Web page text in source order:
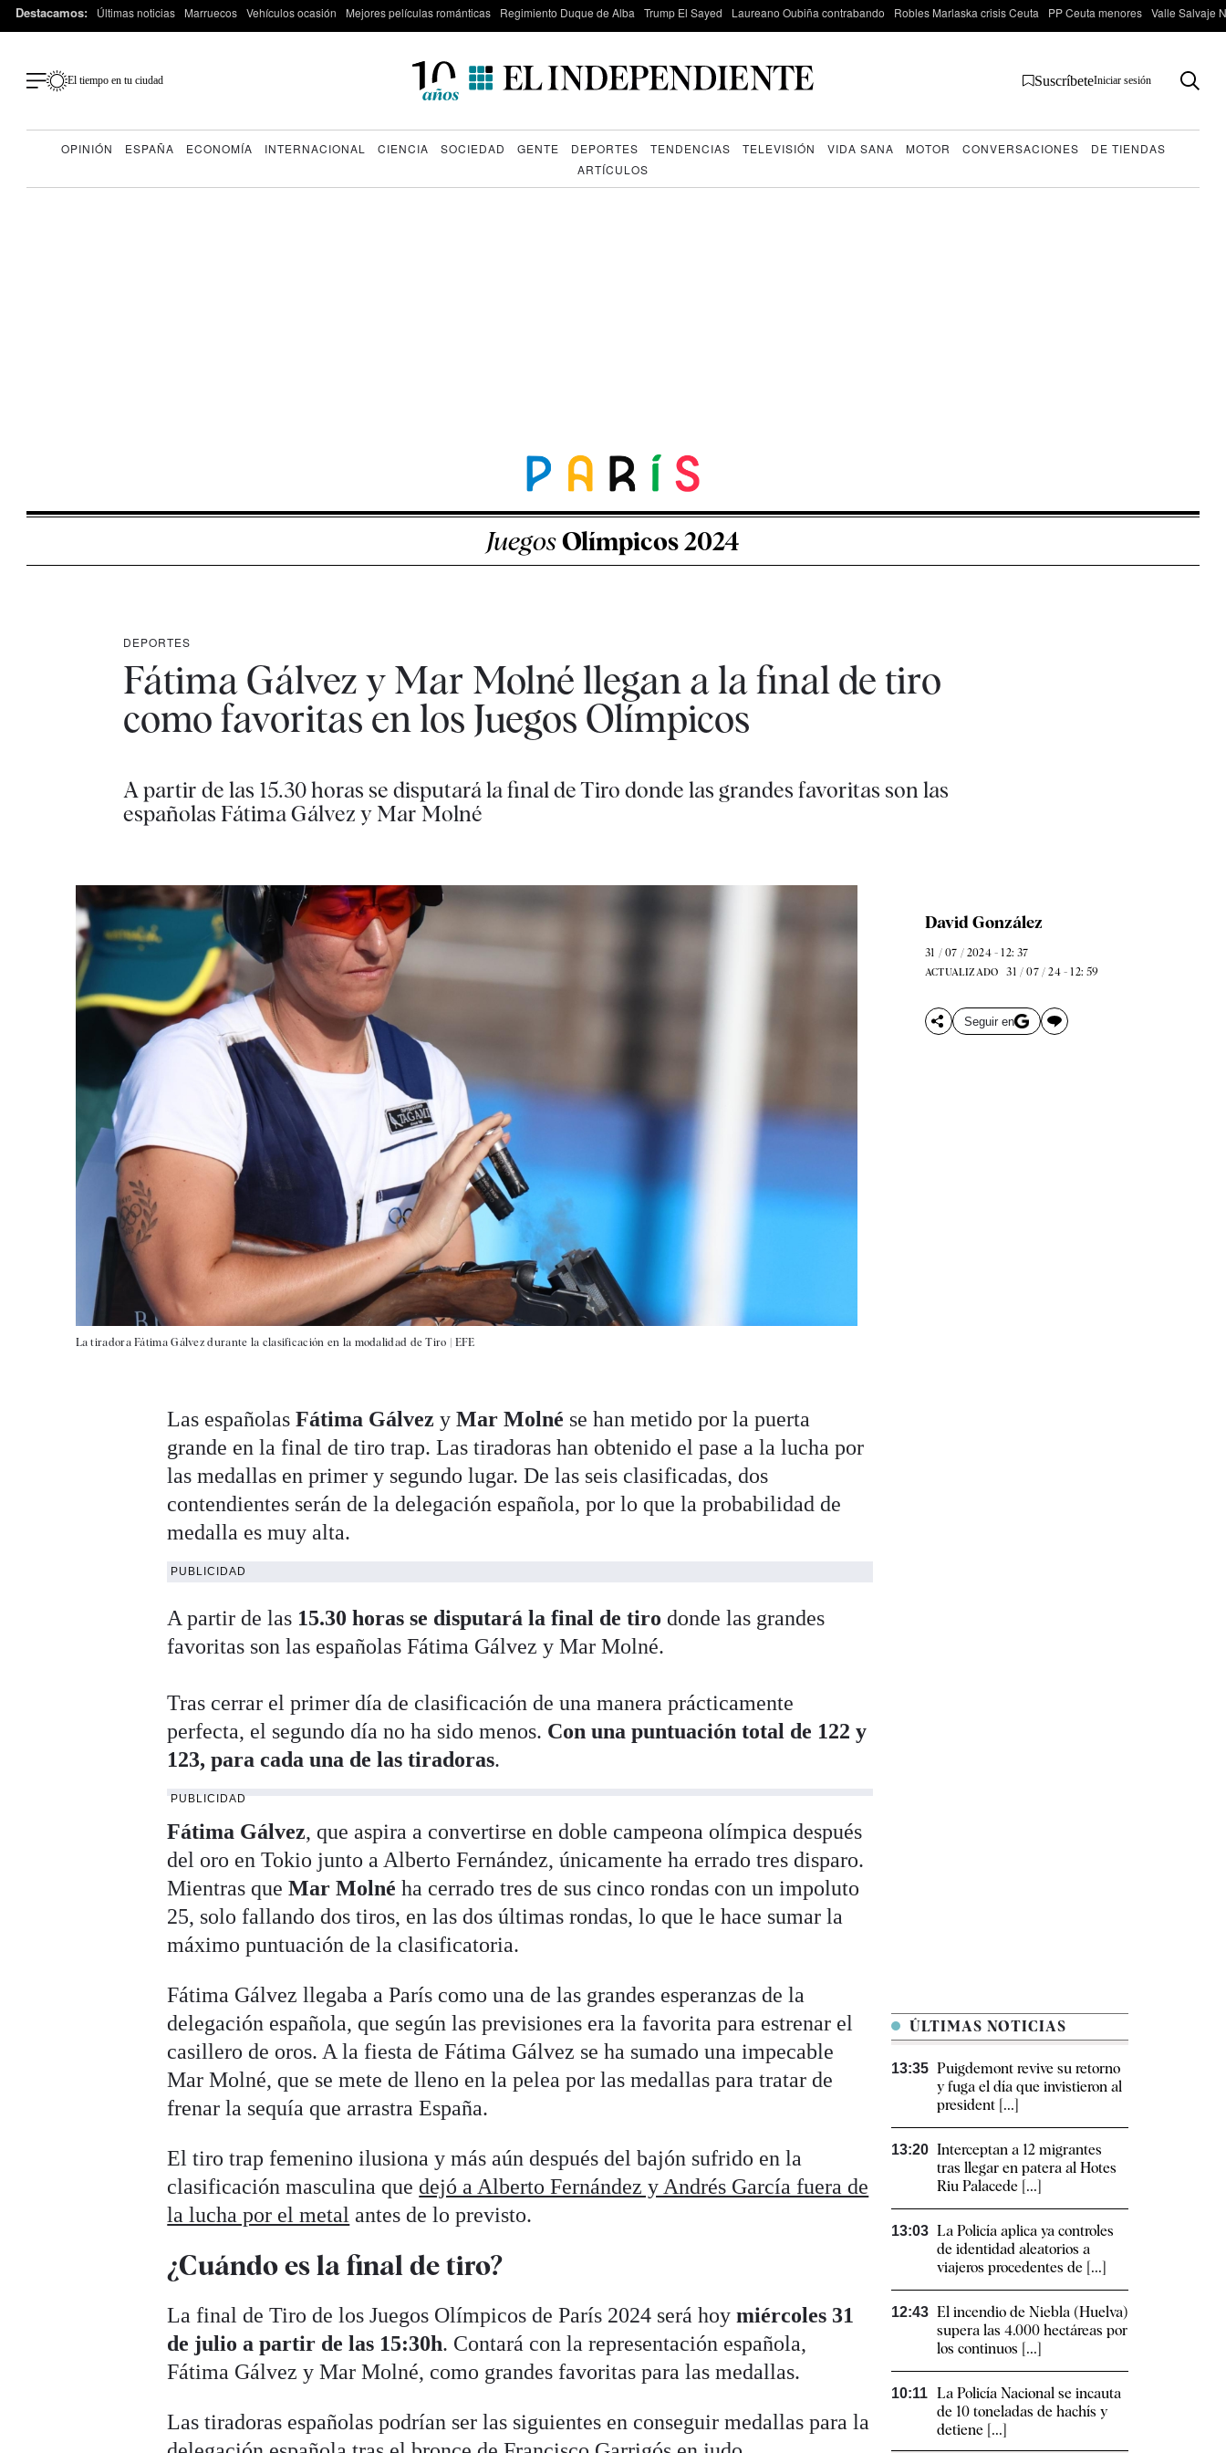
Destacamos: Últimas noticias Marruecos Vehículos ocasión Mejores películas románticas Regimiento Duque de Alba Trump El Sayed Laureano Oubiña contrabando Robles Marlaska crisis Ceuta PP Ceuta menores Valle Salvaje
El tiempo en tu ciudad SuscríbeteIniciar sesión
OPINIÓN ESPAÑA ECONOMÍA INTERNACIONAL CIENCIA SOCIEDAD GENTE DEPORTES TENDENCIAS TELEVISIÓN VIDA SANA MOTOR CONVERSACIONES
DE TIENDAS
ARTÍCULOS
JuegosOlímpicos 2024
DEPORTES
Fátima Gálvez y Mar Molné llegan a la final de tiro
como favoritas en los Juegos Olímpicos
A partir de las 15.30 horas se disputará la final de Tiro donde las grandes favoritas son las
españolas Fátima Gálvez y Mar Molné
La tiradora Fátima Gálvez durante la clasificación en la modalidad de Tiro | EFE
David González
31 / 07 / 2024 - 12: 37
ACTUALIZADO 31 / 07 / 24 - 12: 59
Seguir en
Las españolasFátima Gálvez yMar Molné se han metido por la puerta
grande en la final de tiro trap. Las tiradoras han obtenido el pase a la lucha por
las medallas en primer y segundo lugar. De las seis clasificadas, dos
contendientes serán de la delegación española, por lo que la probabilidad de
medalla es muy alta.
PUBLICIDAD
A partir de las 15.30 horas se disputará la final de tiro donde las grandes
favoritas son las españolas Fátima Gálvez y Mar Molné.
Tras cerrar el primer día de clasificación de una manera prácticamente
perfecta, el segundo día no ha sido menos. Con una puntuación total de 122 y
123, para cada una de las tiradoras.
PUBLICIDAD
Fátima Gálvez, que aspira a convertirse en doble campeona olímpica después
del oro en Tokio junto a Alberto Fernández, únicamente ha errado tres disparo.
Mientras queMar Molné ha cerrado tres de sus cinco rondas con un impoluto
25, solo fallando dos tiros, en las dos últimas rondas, lo que le hace sumar la
máximo puntuación de la clasificatoria.
Fátima Gálvez llegaba a París como una de las grandes esperanzas de la
delegación española, que según las previsiones era la favorita para estrenar el
casillero de oros. A la fiesta de Fátima Gálvez se ha sumado una impecable
Mar Molné, que se mete de lleno en la pelea por las medallas para tratar de
frenar la sequía que arrastra España.
El tiro trap femenino ilusiona y más aún después del bajón sufrido en la
clasificación masculina quedejó a Alberto Fernández y Andrés García fuera de
la lucha por el metal antes de lo previsto.
¿Cuándo es la final de tiro?
La final de Tiro de los Juegos Olímpicos de París 2024 será hoymiércoles 31
de julio a partir de las 15:30h. Contará con la representación española,
Fátima Gálvez y Mar Molné, como grandes favoritas para las medallas.
Las tiradoras españolas podrían ser las siguientes en conseguir medallas para la
ÚLTIMAS NOTICIAS
13:35 Puigdemont revive su retorno
y fuga el día que invistieron al
president [...]
13:20 Interceptan a 12 migrantes
tras llegar en patera al Hotes
Riu Palacede [...]
13:03 La Policía aplica ya controles
de identidad aleatorios a
viajeros procedentes de [...]
12:43 El incendio de Niebla (Huelva)
supera las 4.000 hectáreas por
los continuos [...]
10:11 La Policía Nacional se incauta
de 10 toneladas de hachís y
detiene [...]